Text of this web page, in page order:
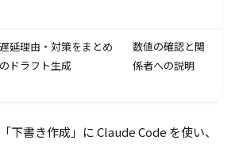
延理由・対策をまとめ
ドラフト生成
数値の確認と関
係者への説明
下書き作成」に Claude Code を使い、